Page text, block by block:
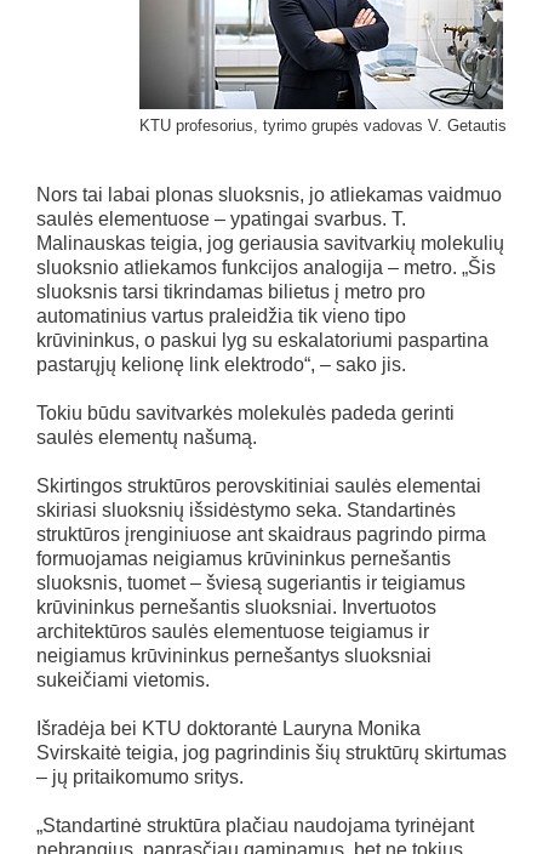
KTU profesorius, tyrimo grupės vadovas V. Getautis
Nors tai labai plonas sluoksnis, jo atliekamas vaidmuo
saulės elementuose – ypatingai svarbus. T.
Malinauskas teigia, jog geriausia savitvarkių molekulių
sluoksnio atliekamos funkcijos analogija – metro. „Šis
sluoksnis tarsi tikrindamas bilietus į metro pro
automatinius vartus praleidžia tik vieno tipo
krūvininkus, o paskui lyg su eskalatoriumi paspartina
pastarųjų kelionę link elektrodo“, – sako jis.
Tokiu būdu savitvarkės molekulės padeda gerinti
saulės elementų našumą.
Skirtingos struktūros perovskitiniai saulės elementai
skiriasi sluoksnių išsidėstymo seka. Standartinės
struktūros įrenginiuose ant skaidraus pagrindo pirma
formuojamas neigiamus krūvininkus pernešantis
sluoksnis, tuomet – šviesą sugeriantis ir teigiamus
krūvininkus pernešantis sluoksniai. Invertuotos
architektūros saulės elementuose teigiamus ir
neigiamus krūvininkus pernešantys sluoksniai
sukeičiami vietomis.
Išradėja bei KTU doktorantė Lauryna Monika
Svirskaitė teigia, jog pagrindinis šių struktūrų skirtumas
– jų pritaikomumo sritys.
„Standartinė struktūra plačiau naudojama tyrinėjant